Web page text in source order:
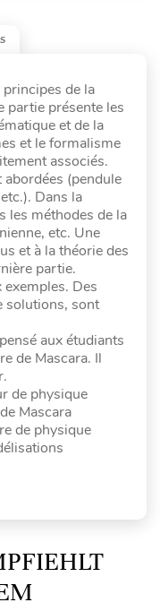
de la
partie présente les
et de la
et le formalisme
associés.
(pendule
Dans la
les méthodes de la
etc. Une
et à la théorie des
partie.
exemples. Des
solutions, sont
aux étudiants
de Mascara. Il
de physique
Mascara
de physique